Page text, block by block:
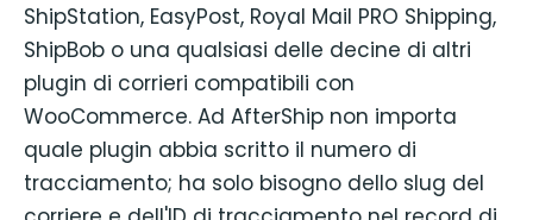
ShipStation, EasyPost, Royal Mail PRO Shipping,
ShipBob o una qualsiasi delle decine di altri
plugin di corrieri compatibili con
WooCommerce. Ad AfterShip non importa
quale plugin abbia scritto il numero di
tracciamento; ha solo bisogno dello slug del